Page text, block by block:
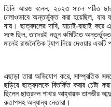
তিনি আরও বলেন, ২০২৩ সালে গঠিত
ঢালাওভাবে অন্তর্ভুক্ত করা হয়েছিল, যার
যায়। ছাত্রদলের দাবি, যাচাই-বাছাই
সঙ্গে ছিল, তাদেরই নতুন কমিটিতে
মানেই রাজনৈতিক ট্যাগ দিয়ে দেওয়ার
এছাড়া তারা অভিযোগ করে, সাম্প্রতিক
ছড়িয়ে ছাত্রদলকে বিতর্কিত করার চেষ্টা
ছিলেন ছাত্রদল শাখার আহ্বায়ক তানভীর
রুতাপসহ অন্যান্য নেতারা।